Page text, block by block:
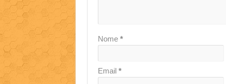
Nome *
Email *